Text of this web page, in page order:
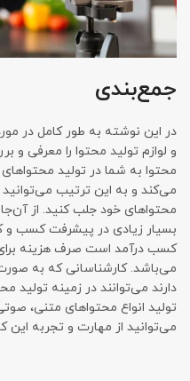
جمع‌بندی
در این نوشته به طور کامل در
و لوازم تولید محتوا را معرفی و
محتوا به شما در تولید
می‌کند و به این ترتیب
محتواهای خود جلب کنید. از
بسیار زیادی در پیشرفت کسب و
کسب درآمد است صرف هزینه برای
می‌باشد. کارشناسانی که به
دارند می‌توانند در زمینه تولید
تولید انواع محتواهای متنی،
می‌توانید از مهارت و تجربه این